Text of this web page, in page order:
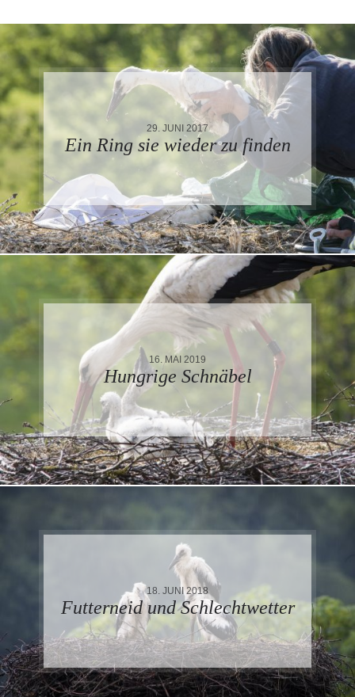
29. JUNI 2017
Ein Ring sie wieder zu finden
16. MAI 2019
Hungrige Schnäbel
18. JUNI 2018
Futterneid und Schlechtwetter